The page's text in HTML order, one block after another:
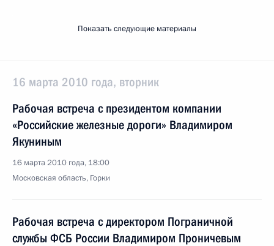
Показать следующие материалы
16 марта 2010 года, вторник
Рабочая встреча с президентом компании
«Российские железные дороги» Владимиром
Якуниным
16 марта 2010 года, 18:00
Московская область, Горки
Рабочая встреча с директором Пограничной
службы ФСБ России Владимиром Проничевым